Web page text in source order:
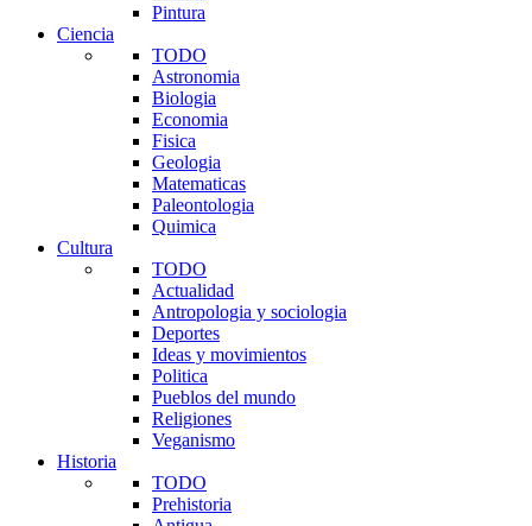
Pintura
Ciencia
TODO
Astronomia
Biologia
Economia
Fisica
Geologia
Matematicas
Paleontologia
Quimica
Cultura
TODO
Actualidad
Antropologia y sociologia
Deportes
Ideas y movimientos
Politica
Pueblos del mundo
Religiones
Veganismo
Historia
TODO
Prehistoria